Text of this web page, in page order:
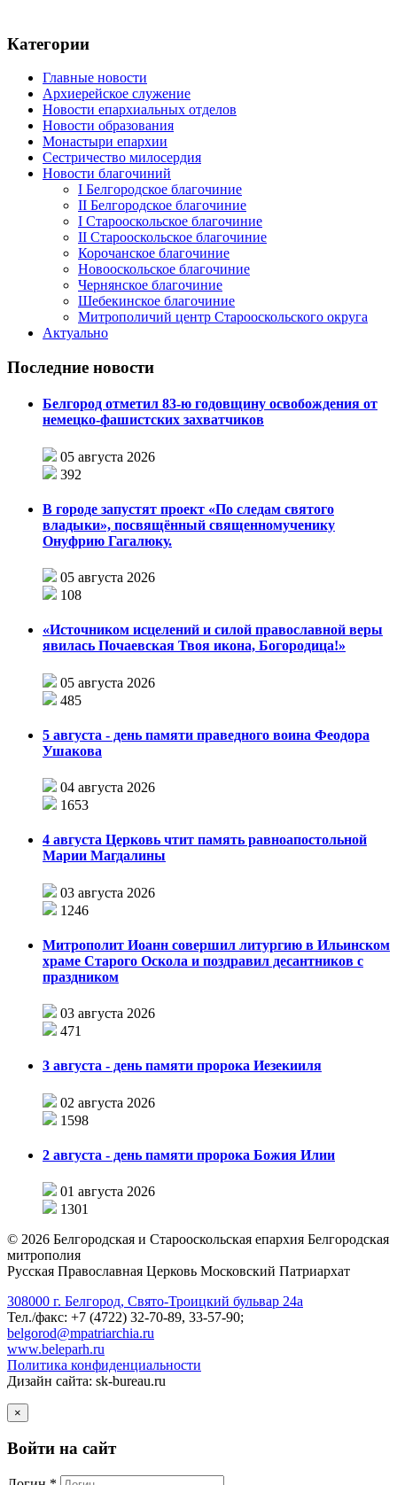
Категории
Главные новости
Архиерейское служение
Новости епархиальных отделов
Новости образования
Монастыри епархии
Сестричество милосердия
Новости благочиний
I Белгородское благочиние
II Белгородское благочиние
I Старооскольское благочиние
II Старооскольское благочиние
Корочанское благочиние
Новооскольское благочиние
Чернянское благочиние
Шебекинское благочиние
Митрополичий центр Старооскольского округа
Актуально
Последние новости
Белгород отметил 83-ю годовщину освобождения от
немецко-фашистских захватчиков
05 августа 2026
392
В городе запустят проект «По следам святого
владыки», посвящённый священномученику
Онуфрию Гагалюку.
05 августа 2026
108
«Источником исцелений и силой православной веры
явилась Почаевская Твоя икона, Богородица!»
05 августа 2026
485
5 августа - день памяти праведного воина Феодора
Ушакова
04 августа 2026
1653
4 августа Церковь чтит память равноапостольной
Марии Магдалины
03 августа 2026
1246
Митрополит Иоанн совершил литургию в Ильинском
храме Старого Оскола и поздравил десантников с
праздником
03 августа 2026
471
3 августа - день памяти пророка Иезекииля
02 августа 2026
1598
2 августа - день памяти пророка Божия Илии
01 августа 2026
1301
© 2026 Белгородская и Старооскольская епархия Белгородская
митрополия
Русская Православная Церковь Московский Патриархат
308000 г. Белгород, Свято-Троицкий бульвар 24а
Тел./факс: +7 (4722) 32-70-89, 33-57-90;
belgorod@mpatriarchia.ru
www.beleparh.ru
Политика конфиденциальности
Дизайн сайта: sk-bureau.ru
×
Войти на сайт